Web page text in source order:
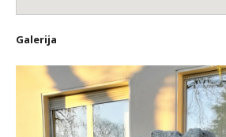
Galerija